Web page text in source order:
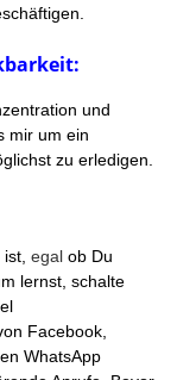
und
mir um ein
zu erledigen.
egal ob Du
lernst, schalte
Facebook,
WhatsApp